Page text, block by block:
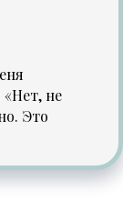
«Нет, не
Это